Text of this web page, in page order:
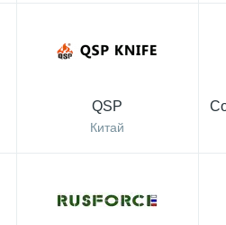
QSP
Китай